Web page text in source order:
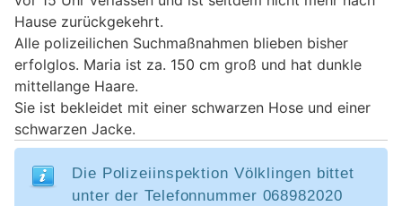
Hause zurückgekehrt.
Alle polizeilichen Suchmaßnahmen blieben bisher
erfolglos. Maria ist za. 150 cm groß und hat dunkle
mittellange Haare.
Sie ist bekleidet mit einer schwarzen Hose und einer
schwarzen Jacke.
Die Polizeiinspektion Völklingen bittet
unter der Telefonnummer 068982020